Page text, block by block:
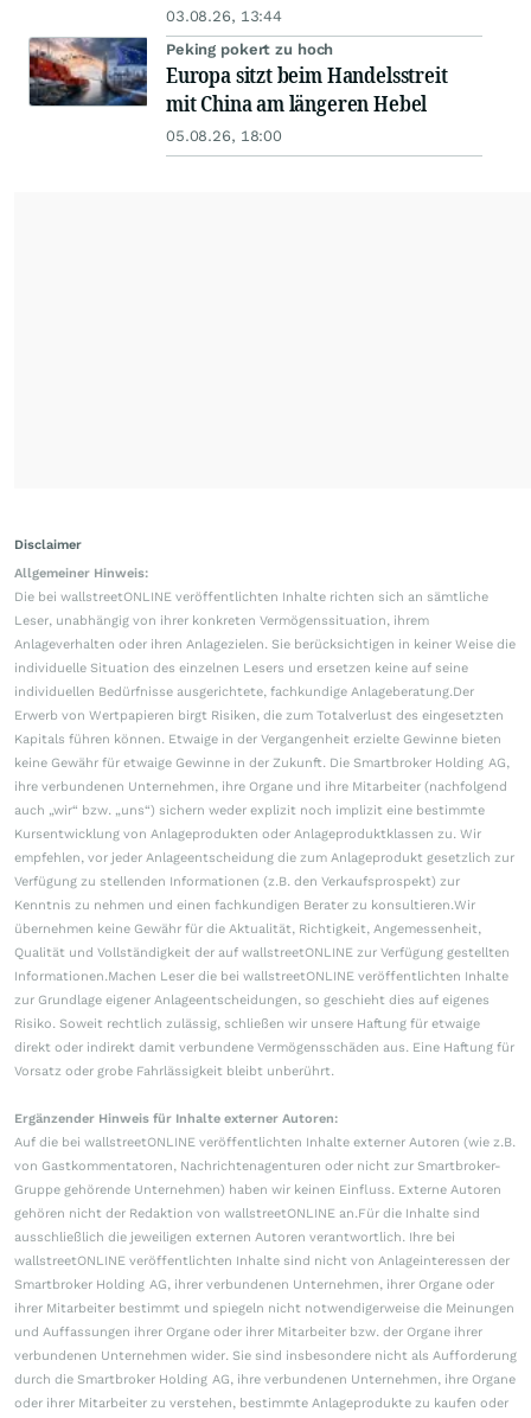
03.08.26, 13:44
Peking pokert zu hoch
Europa sitzt beim Handelsstreit
mit China am längeren Hebel
05.08.26, 18:00
Disclaimer
Allgemeiner Hinweis:
Die bei wallstreetONLINE veröffentlichten Inhalte richten sich an sämtliche
Leser, unabhängig von ihrer konkreten Vermögenssituation, ihrem
Anlageverhalten oder ihren Anlagezielen. Sie berücksichtigen in keiner Weise die
individuelle Situation des einzelnen Lesers und ersetzen keine auf seine
individuellen Bedürfnisse ausgerichtete, fachkundige Anlageberatung.Der
Erwerb von Wertpapieren birgt Risiken, die zum Totalverlust des eingesetzten
Kapitals führen können. Etwaige in der Vergangenheit erzielte Gewinne bieten
keine Gewähr für etwaige Gewinne in der Zukunft. Die Smartbroker Holding AG,
ihre verbundenen Unternehmen, ihre Organe und ihre Mitarbeiter (nachfolgend
auch „wir“ bzw. „uns“) sichern weder explizit noch implizit eine bestimmte
Kursentwicklung von Anlageprodukten oder Anlageproduktklassen zu. Wir
empfehlen, vor jeder Anlageentscheidung die zum Anlageprodukt gesetzlich zur
Verfügung zu stellenden Informationen (z.B. den Verkaufsprospekt) zur
Kenntnis zu nehmen und einen fachkundigen Berater zu konsultieren.Wir
übernehmen keine Gewähr für die Aktualität, Richtigkeit, Angemessenheit,
Qualität und Vollständigkeit der auf wallstreetONLINE zur Verfügung gestellten
Informationen.Machen Leser die bei wallstreetONLINE veröffentlichten Inhalte
zur Grundlage eigener Anlageentscheidungen, so geschieht dies auf eigenes
Risiko. Soweit rechtlich zulässig, schließen wir unsere Haftung für etwaige
direkt oder indirekt damit verbundene Vermögensschäden aus. Eine Haftung für
Vorsatz oder grobe Fahrlässigkeit bleibt unberührt.
Ergänzender Hinweis für Inhalte externer Autoren:
Auf die bei wallstreetONLINE veröffentlichten Inhalte externer Autoren (wie z.B.
von Gastkommentatoren, Nachrichtenagenturen oder nicht zur Smartbroker-
Gruppe gehörende Unternehmen) haben wir keinen Einfluss. Externe Autoren
gehören nicht der Redaktion von wallstreetONLINE an.Für die Inhalte sind
ausschließlich die jeweiligen externen Autoren verantwortlich. Ihre bei
wallstreetONLINE veröffentlichten Inhalte sind nicht von Anlageinteressen der
Smartbroker Holding AG, ihrer verbundenen Unternehmen, ihrer Organe oder
ihrer Mitarbeiter bestimmt und spiegeln nicht notwendigerweise die Meinungen
und Auffassungen ihrer Organe oder ihrer Mitarbeiter bzw. der Organe ihrer
verbundenen Unternehmen wider. Sie sind insbesondere nicht als Aufforderung
durch die Smartbroker Holding AG, ihre verbundenen Unternehmen, ihre Organe
oder ihrer Mitarbeiter zu verstehen, bestimmte Anlageprodukte zu kaufen oder